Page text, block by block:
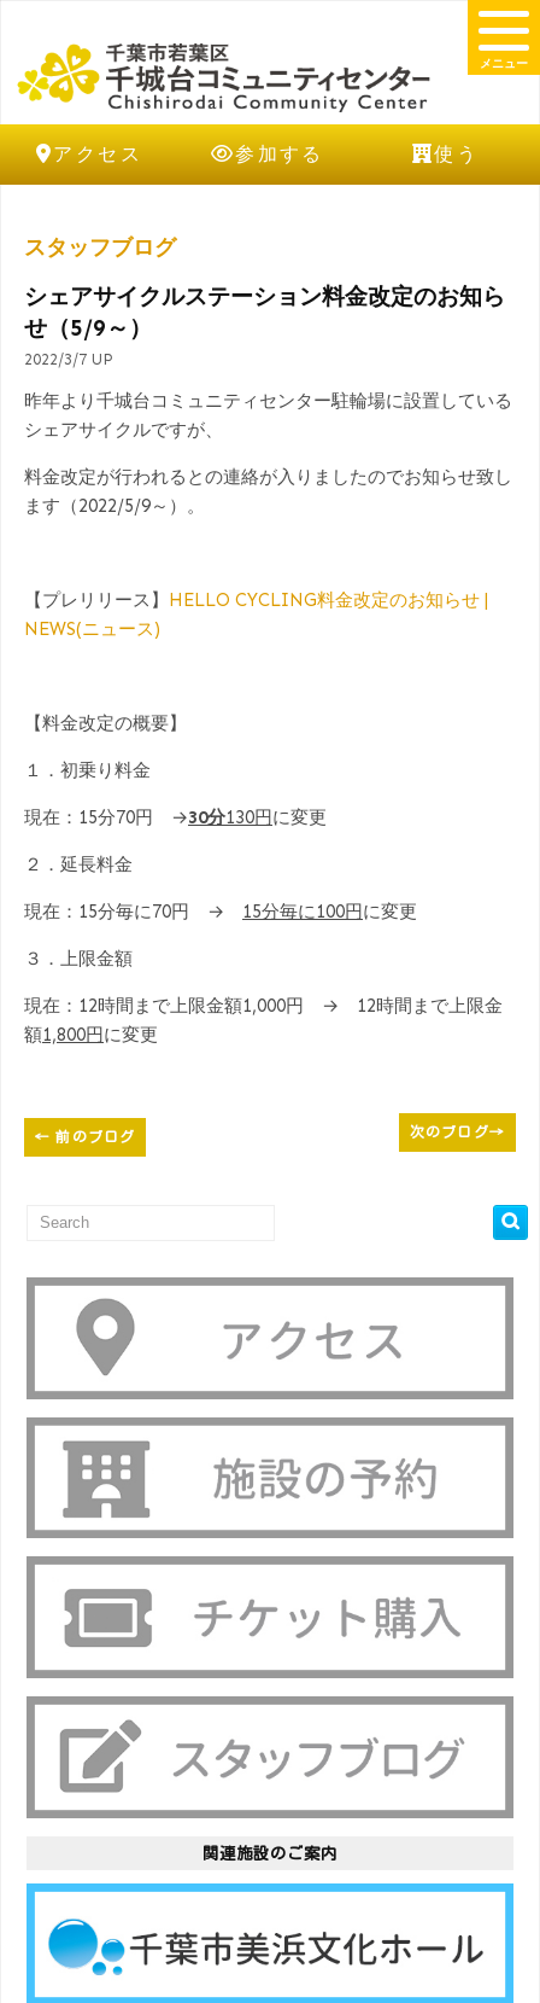
アクセス 参加する 使う
メニュー
スタッフブログ
シェアサイクルステーション料金改定のお知ら
せ（5/9～）
2022/3/7 UP
昨年より千城台コミュニティセンター駐輪場に設置している
シェアサイクルですが、
料金改定が行われるとの連絡が入りましたのでお知らせ致し
ます（2022/5/9～）。
【プレリリース】 HELLO CYCLING料金改定のお知らせ |
NEWS(ニュース)
【料金改定の概要】
１．初乗り料金
現在：15分70円 →30分130円に変更
２．延長料金
現在：15分毎に70円 → 15分毎に100円に変更
３．上限金額
現在：12時間まで上限金額1,000円 → 12時間まで上限金
額1,800円に変更
← 前のブログ 次のブログ→
関連施設のご案内